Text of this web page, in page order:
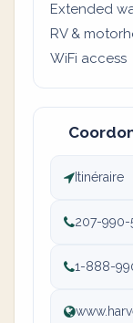
Extended
RV &
WiFi access
Itinéraire
207-990-
1-888-